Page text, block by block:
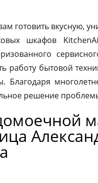
готовить вкусную,
шкафов
работу бытовой
Благодаря
решение